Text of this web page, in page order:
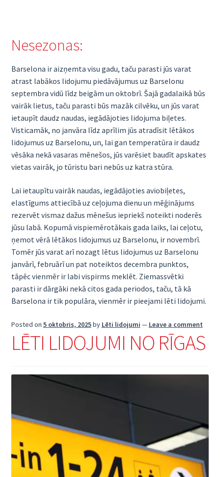
Nesezonas:
Barselona ir aizņemta visu gadu, taču parasti jūs varat
atrast labākos lidojumu piedāvājumus uz Barselonu
septembra vidū līdz beigām un oktobrī. Šajā gadalaikā būs
vairāk lietus, taču parasti būs mazāk cilvēku, un jūs varat
ietaupīt daudz naudas, iegādājoties lidojuma biļetes.
Visticamāk, no janvāra līdz aprīlim jūs atradīsit lētākos
lidojumus uz Barselonu, un, lai gan temperatūra ir daudz
vēsāka nekā vasaras mēnešos, jūs varēsiet baudīt apskates
vietas vairāk, jo tūristu bari nebūs uz katra stūra.
Lai ietaupītu vairāk naudas, iegādājoties aviobiļetes,
elastīgums attiecībā uz ceļojuma dienu un mēģinājums
rezervēt vismaz dažus mēnešus iepriekš noteikti noderēs
jūsu labā. Kopumā vispiemērotākais gada laiks, lai ceļotu,
ņemot vērā lētākos lidojumus uz Barselonu, ir novembrī.
Tomēr jūs varat arī nozagt lētus lidojumus uz Barselonu
janvārī, februārī un pat noteiktos decembra punktos,
tāpēc vienmēr ir labi vispirms meklēt. Ziemassvētki
parasti ir dārgāki nekā citos gada periodos, taču, tā kā
Barselona ir tik populāra, vienmēr ir pieejami lēti lidojumi.
Posted on 5 oktobris, 2025by Lēti lidojumi — Leave a comment
LĒTI LIDOJUMI NO RĪGAS